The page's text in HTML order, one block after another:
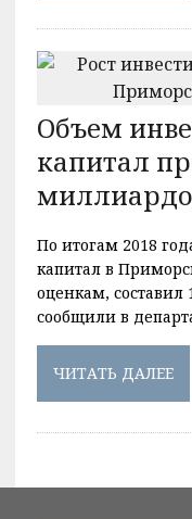
Объем
капитал
По итогам 2018
капитал в
оценкам,
сообщили в
ЧИТАТЬ ДАЛЕЕ